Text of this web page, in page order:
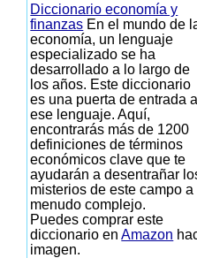
Diccionario economía y
finanzas En el mundo de
economía, un lenguaje
especializado se ha
desarrollado a lo largo de
los años. Este diccionario
es una puerta de entrada a
ese lenguaje. Aquí,
encontrarás más de 1200
definiciones de términos
económicos clave que te
ayudarán a desentrañar
misterios de este campo a
menudo complejo.
Puedes comprar este
diccionario enAmazon
imagen.